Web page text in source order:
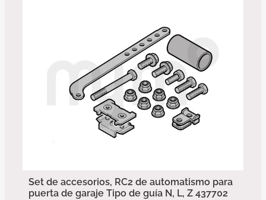
Set de accesorios, RC2 de automatismo para
puerta de garaje Tipo de guía N, L, Z 437702